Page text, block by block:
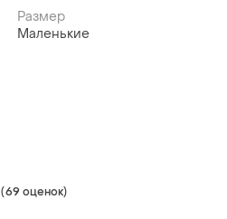
Размер
Маленькие
(69 оценок)